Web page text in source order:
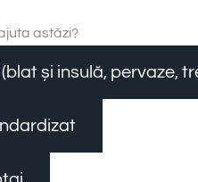
astăzi?
și insulă, pervaze,